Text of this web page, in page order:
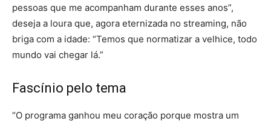
pessoas que me acompanham durante esses anos”,
deseja a loura que, agora eternizada no streaming, não
briga com a idade: “Temos que normatizar a velhice, todo
mundo vai chegar lá.”
Fascínio pelo tema
“O programa ganhou meu coração porque mostra um